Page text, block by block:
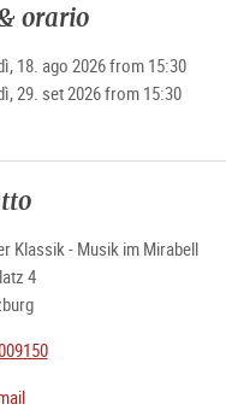
orario
18. ago 2026 from 15:30
29. set 2026 from 15:30
Klassik - Musik im Mirabell
4